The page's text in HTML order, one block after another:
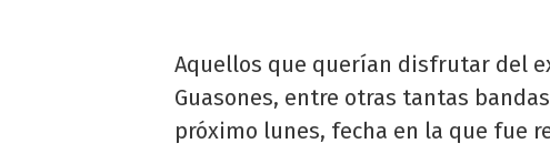
Aquellos que querían disfrutar del
Guasones, entre otras tantas
próximo lunes, fecha en la que fue